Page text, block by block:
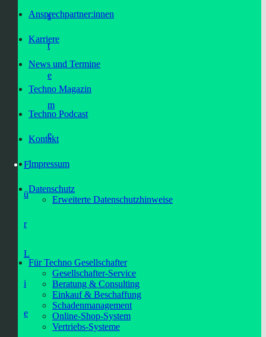
s
t
e
m
e
F
ü
r
L
i
e
Ansprechpartner:innen
Karriere
News und Termine
Techno Magazin
Techno Podcast
Kontakt
Impressum
Datenschutz
Erweiterte Datenschutzhinweise
Für Techno Gesellschafter
Gesellschafter-Service
Beratung & Consulting
Einkauf & Beschaffung
Schadenmanagement
Online-Shop-System
Vertriebs-Systeme